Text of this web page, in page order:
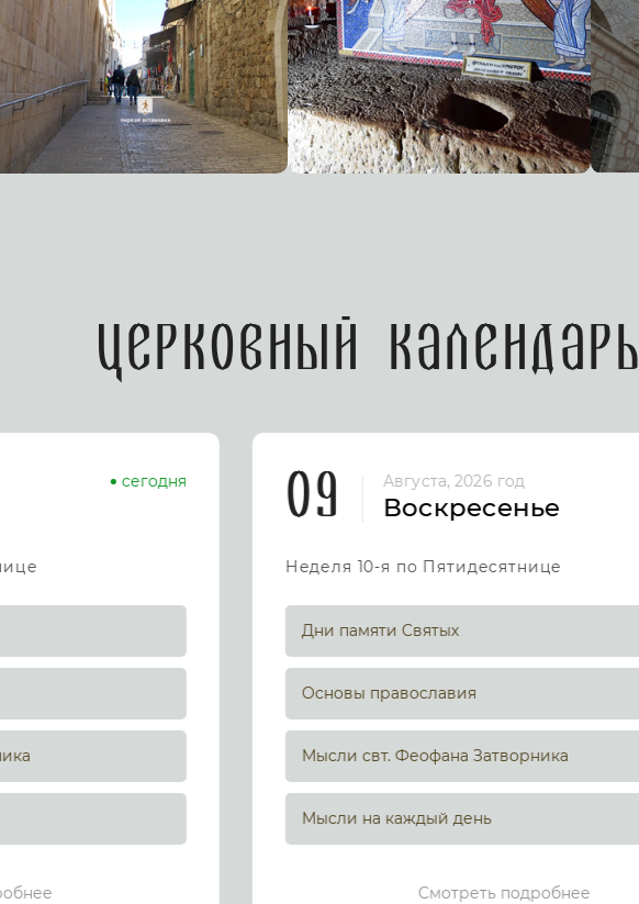
Церковный календарь
сегодня 09 Августа, 2026 год
Воскресенье
Неделя 10-я по Пятидесятнице
Дни памяти Святых
Основы православия
Мысли свт. Феофана Затворника
Мысли на каждый день
Смотреть подробнее